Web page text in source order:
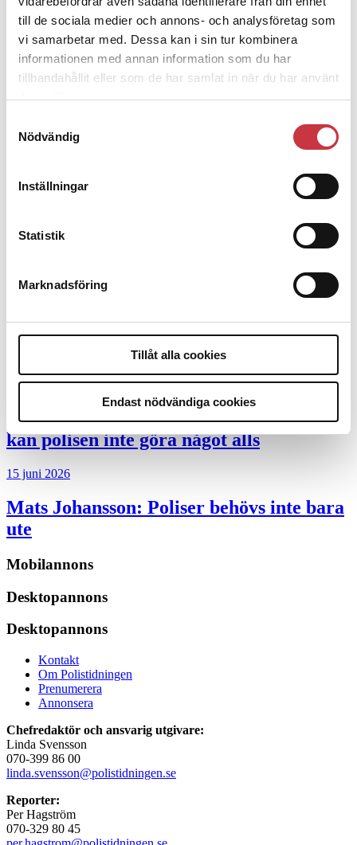
till de sociala medier och annons- och analysföretag som
vi samarbetar med. Dessa kan i sin tur kombinera
informationen med annan information som du har
tillhandahållit eller som de har samlat in när du har använt
deras tjänster.
Nödvändig
Inställningar
Statistik
Marknadsföring
Tillåt alla cookies
Endast nödvändiga cookies
Polisregionen erkänner fel: ”Kommer att
rättas till”
9 juli 2026
kunskapsstyrning – inte om forskarnas
Replik:Det är inte evidenskrav som
bakbinder polisen
7 juli 2026
Debatt:Med för höga krav på evidens
kan polisen inte göra något alls
15 juni 2026
Mats Johansson: Poliser behövs inte bara
ute
Mobilannons
Desktopannons
Desktopannons
Kontakt
Om Polistidningen
Prenumerera
Annonsera
Chefredaktör och ansvarig utgivare:
Linda Svensson
070-399 86 00
linda.svensson@polistidningen.se
Reporter:
Per Hagström
070-329 80 45